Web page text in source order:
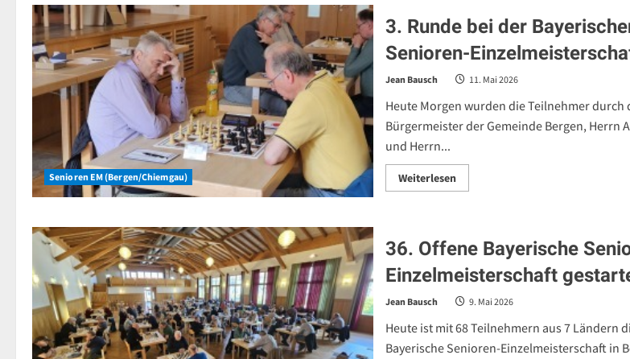
Bayerischen
Senioren-
Einzelmeisterschaft
Senioren EM (Bergen/Chiemgau)
3. Runde bei der
Senioren-
Jean Bausch 11. Mai 2026
Heute Morgen wurden die Teilnehmer durch
Bürgermeister der Gemeinde Bergen, Herrn
und Herrn...
WeiterlesenRead
more
der
Bayerischen
Senioren-
Einzelmeisterschaft
36. Offene Bayerische
Einzelmeisterschaft
Jean Bausch 9. Mai 2026
Heute ist mit 68 Teilnehmern aus 7 Ländern
Bayerische Senioren-Einzelmeisterschaft in